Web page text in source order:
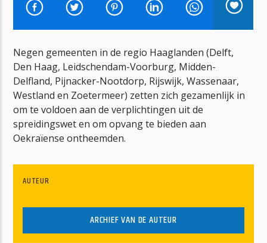
MUZIEKTHERAPIE
RENE VAN DEN ABEELEN
mz-radio
Negen gemeenten in de regio Haaglanden (Delft,
Den Haag, Leidschendam-Voorburg, Midden-
Delfland, Pijnacker-Nootdorp, Rijswijk, Wassenaar,
Westland en Zoetermeer) zetten zich gezamenlijk in
om te voldoen aan de verplichtingen uit de
spreidingswet en om opvang te bieden aan
Oekraïense ontheemden.
AUTEUR
ARCHIEF VAN DE AUTEUR